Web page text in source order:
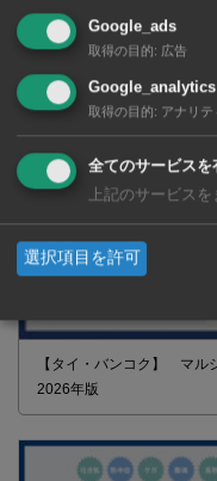
【タイ・バンコク】 マル
2026年版
Google_ads
取得の目的: 広告
Google_analytics
取得の目的: アナリテ
全てのサービスを
上記のサービス
選択項目を許可